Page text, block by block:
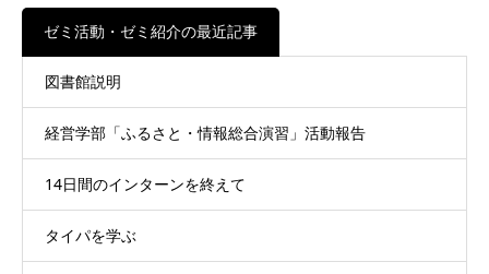
ゼミ活動・ゼミ紹介の最近記事
図書館説明
経営学部「ふるさと・情報総合演習」活動報告
14日間のインターンを終えて
タイパを学ぶ